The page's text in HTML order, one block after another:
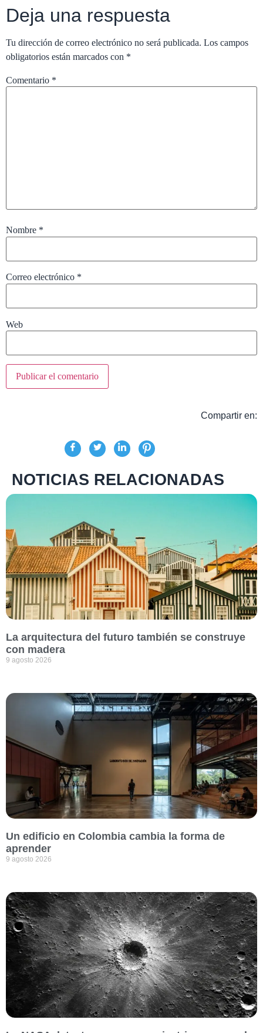
Deja una respuesta
Tu dirección de correo electrónico no será publicada. Los campos
obligatorios están marcados con *
Comentario *
Nombre *
Correo electrónico *
Web
Compartir en:
NOTICIAS RELACIONADAS
La arquitectura del futuro también se construye
con madera
9 agosto 2026
Un edificio en Colombia cambia la forma de
aprender
9 agosto 2026